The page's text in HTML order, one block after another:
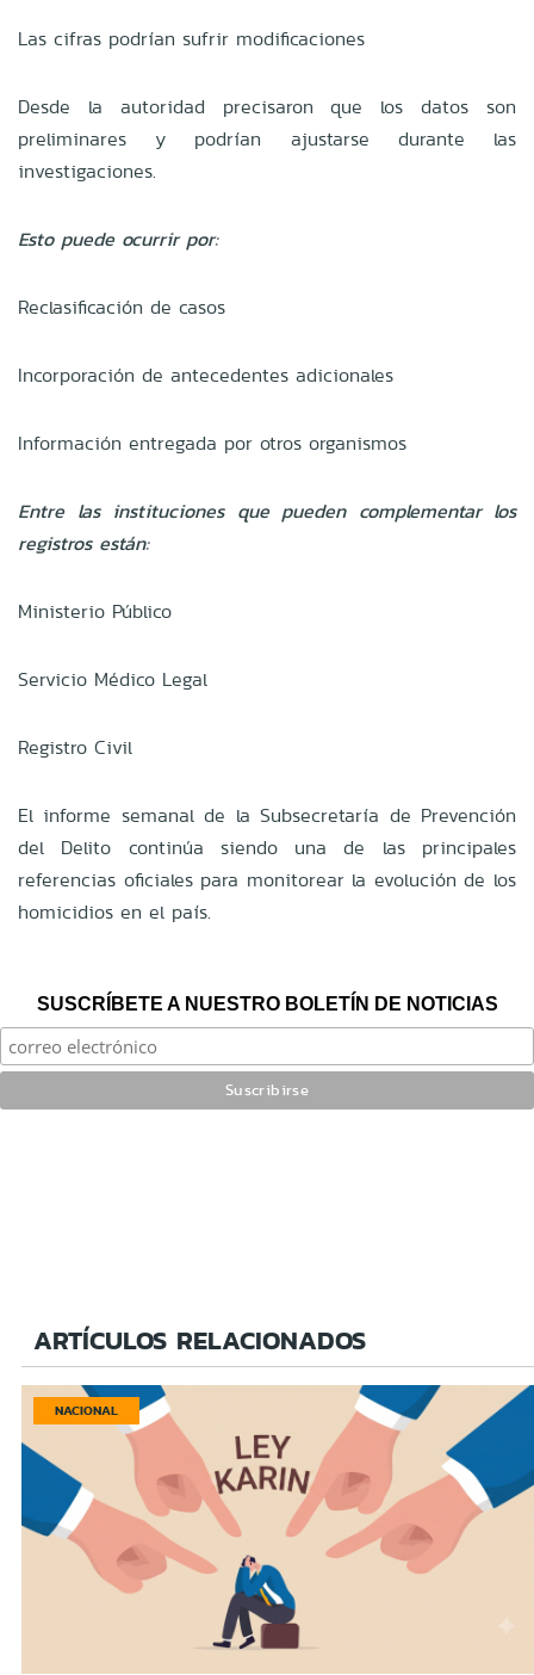
Las cifras podrían sufrir modificaciones
Desde la autoridad precisaron que los datos son
preliminares y podrían ajustarse durante las
investigaciones.
Esto puede ocurrir por:
Reclasificación de casos
Incorporación de antecedentes adicionales
Información entregada por otros organismos
Entre las instituciones que pueden complementar los
registros están:
Ministerio Público
Servicio Médico Legal
Registro Civil
El informe semanal de la Subsecretaría de Prevención
del Delito continúa siendo una de las principales
referencias oficiales para monitorear la evolución de los
homicidios en el país.
SUSCRÍBETE A NUESTRO BOLETÍN DE NOTICIAS
ARTÍCULOS RELACIONADOS
NACIONAL